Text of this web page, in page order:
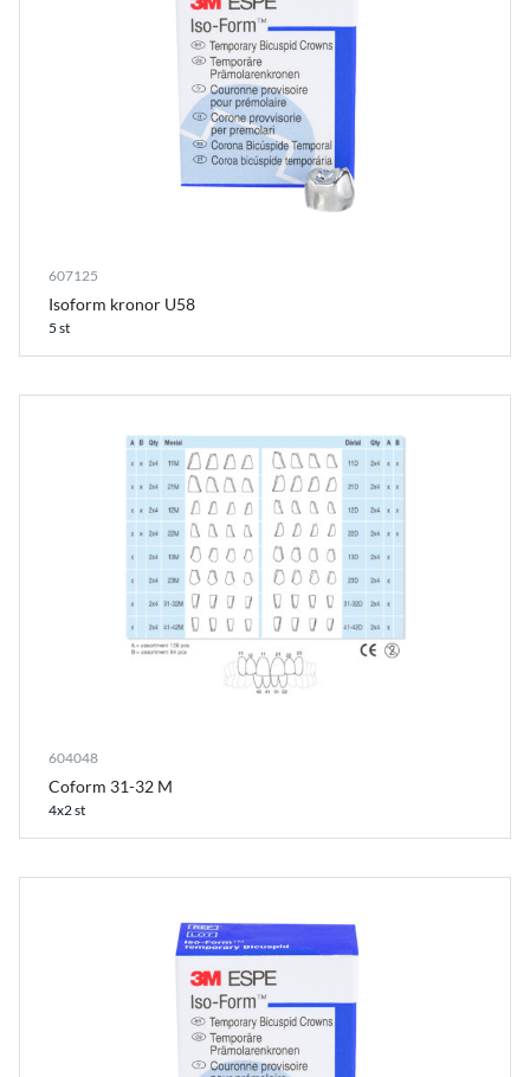
607125
Isoform kronor U58
5 st
604048
Coform 31-32 M
4x2 st